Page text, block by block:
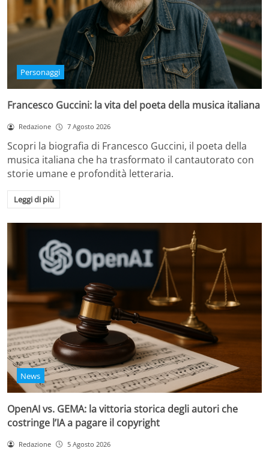
Personaggi
Francesco Guccini: la vita del poeta della musica italiana
Redazione 7 Agosto 2026
Scopri la biografia di Francesco Guccini, il poeta della
musica italiana che ha trasformato il cantautorato con
storie umane e profondità letteraria.
Leggi di più
News
OpenAI vs. GEMA: la vittoria storica degli autori che
costringe l’IA a pagare il copyright
Redazione 5 Agosto 2026